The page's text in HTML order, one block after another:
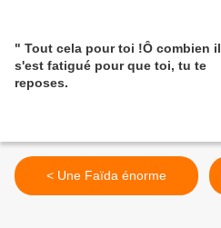
" Tout cela pour toi !Ô combien il
s'est fatigué pour que toi, tu te
reposes.
< Une Faïda énorme